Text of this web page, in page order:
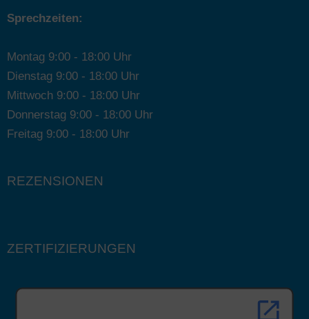
Sprechzeiten:
Montag 9:00 - 18:00 Uhr
Dienstag 9:00 - 18:00 Uhr
Mittwoch 9:00 - 18:00 Uhr
Donnerstag 9:00 - 18:00 Uhr
Freitag 9:00 - 18:00 Uhr
REZENSIONEN
ZERTIFIZIERUNGEN